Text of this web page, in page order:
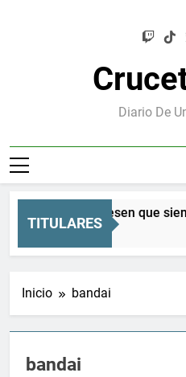
Diario De
TITULARES
Orion: el Mesen que
Atrás
Inicio bandai
bandai